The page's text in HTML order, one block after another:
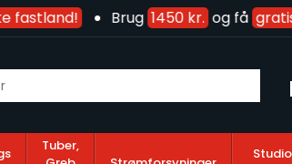
fastland! Brug 1450 kr.og få
Tuber,
Studio